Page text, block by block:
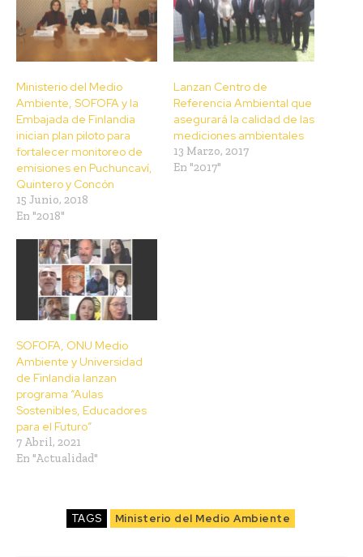
Ministerio del Medio
Ambiente, SOFOFA y la
Embajada de Finlandia
inician plan piloto para
fortalecer monitoreo de
emisiones en Puchuncaví,
Quintero y Concón
15 Junio, 2018
En "2018"
Lanzan Centro de
Referencia Ambiental que
asegurará la calidad de las
mediciones ambientales
13 Marzo, 2017
En "2017"
SOFOFA, ONU Medio
Ambiente y Universidad
de Finlandia lanzan
programa “Aulas
Sostenibles, Educadores
para el Futuro”
7 Abril, 2021
En "Actualidad"
TAGS Ministerio del Medio Ambiente